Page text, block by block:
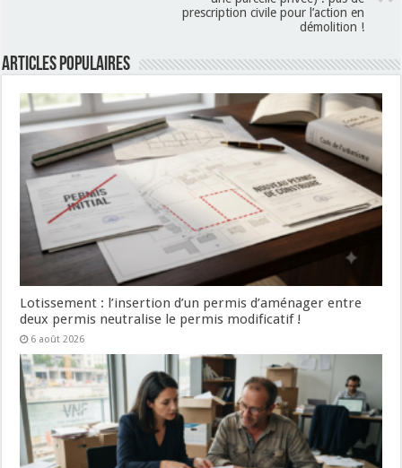
prescription civile pour l’action en
démolition !
Articles populaires
Lotissement : l’insertion d’un permis d’aménager entre
deux permis neutralise le permis modificatif !
6 août 2026